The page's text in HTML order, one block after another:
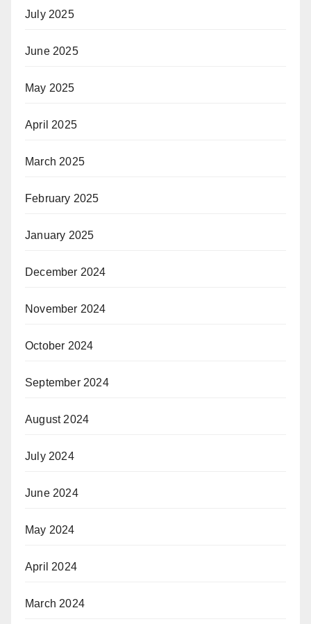
July 2025
June 2025
May 2025
April 2025
March 2025
February 2025
January 2025
December 2024
November 2024
October 2024
September 2024
August 2024
July 2024
June 2024
May 2024
April 2024
March 2024